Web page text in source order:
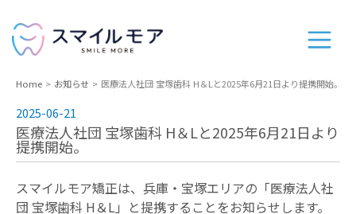
Home お知らせ 医療法人社団 宝塚歯科 H＆Lと2025年6月21日より提携開始。
2025-06-21
医療法人社団 宝塚歯科 H＆Lと2025年6月21日より
提携開始。
スマイルモア矯正は、兵庫・宝塚エリアの「医療法人社
団 宝塚歯科 H＆L」と提携することをお知らせします。